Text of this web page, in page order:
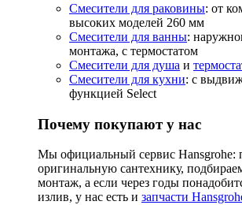
Смесители для раковины: от
высоких моделей 260 мм
Смесители для ванны:
монтажа, с термостатом
Смесители для душа и
Смесители для кухни: с
функцией Select
Почему покупают у нас
Мы официальный сервис Hansgrohe:
оригинальную сантехнику,
монтаж, а если через годы
излив, у нас есть и запчасти